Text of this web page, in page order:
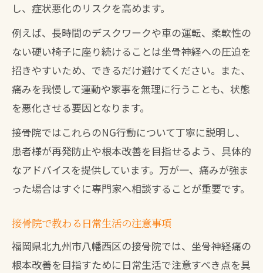
し、症状悪化のリスクを高めます。
例えば、長時間のデスクワークや車の運転、柔軟性の
ない硬い椅子に座り続けることは坐骨神経への圧迫を
招きやすいため、できるだけ避けてください。また、
痛みを我慢して運動や家事を無理に行うことも、状態
を悪化させる要因となります。
接骨院ではこれらのNG行動について丁寧に説明し、
患者様が再発防止や根本改善を目指せるよう、具体的
なアドバイスを提供しています。万が一、痛みが強ま
った場合はすぐに専門家へ相談することが重要です。
接骨院で教わる日常生活の注意事項
福岡県北九州市八幡西区の接骨院では、坐骨神経痛の
根本改善を目指すために日常生活で注意すべき点を具